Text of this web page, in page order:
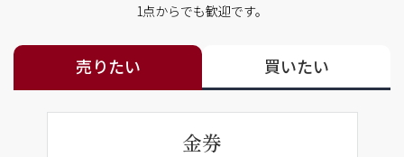
1点からでも歓迎です。
売りたい 買いたい
金券